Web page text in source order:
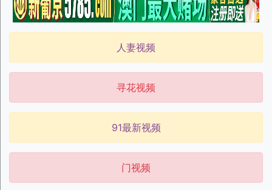
人妻视频
寻花视频
91最新视频
门视频